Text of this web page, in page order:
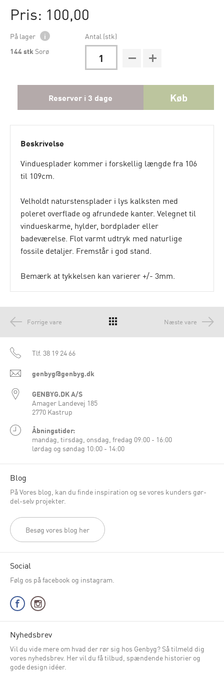
Pris: 100,00
På lager
i
144 stk Sorø
Antal (stk)
Reserver i 3 dage Køb
Beskrivelse
Vinduesplader kommer i forskellig længde fra 106
til 109cm.
Velholdt naturstensplader i lys kalksten med
poleret overflade og afrundede kanter. Velegnet til
vindueskarme, hylder, bordplader eller
badeværelse. Flot varmt udtryk med naturlige
fossile detaljer. Fremstår i god stand.
Bemærk at tykkelsen kan varierer +/- 3mm.
Forrige vare Næste vare
Tlf. 38 19 24 66
genbyg@genbyg.dk
GENBYG.DK A/S
Amager Landevej 185
2770 Kastrup
Åbningstider:
mandag, tirsdag, onsdag, fredag 09:00 - 16:00
lørdag og søndag 10:00 - 14:00
Blog
På Vores blog, kan du finde inspiration og se vores kunders gør-
del-selv projekter.
Besøg vores blog her
Social
Følg os på facebook og instagram.
Nyhedsbrev
Vil du vide mere om hvad der rør sig hos Genbyg? Så tilmeld dig
vores nyhedsbrev. Her vil du få tilbud, spændende historier og
gode design idéer.